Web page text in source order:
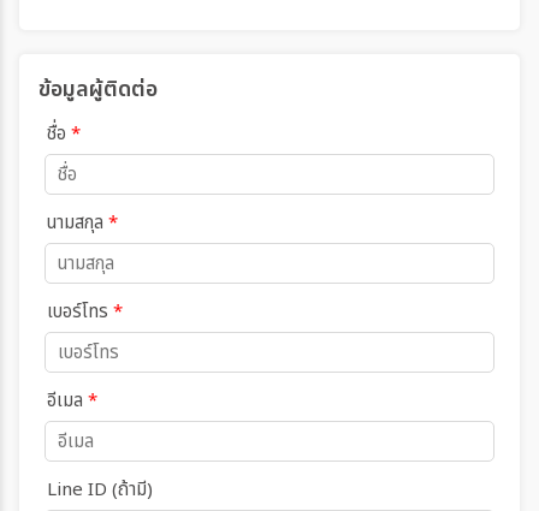
ข้อมูลผู้ติดต่อ
ชื่อ *
นามสกุล *
เบอร์โทร *
อีเมล *
Line ID (ถ้ามี)